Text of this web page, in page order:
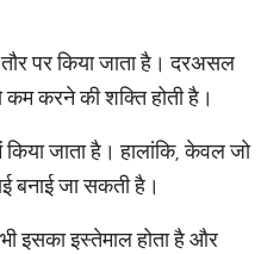
पर किया जाता है। दरअसल
करने की शक्ति होती है।
किया जाता है। हालांकि, केवल जो
बनाई जा सकती है।
इस्तेमाल होता है और